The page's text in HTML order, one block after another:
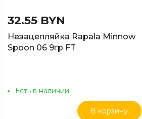
32.55 BYN
Незацепляйка Rapala Minnow
Spoon 06 9гр FT
Есть в наличии
В корзину